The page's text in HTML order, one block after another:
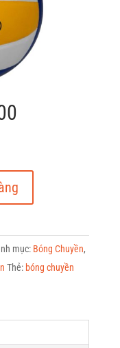
mục: Bóng Chuyền,
Thẻ: bóng chuyền